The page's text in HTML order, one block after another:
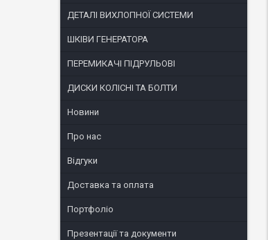
ДЕТАЛІ ВИХЛОПНОЇ СИСТЕМИ
ШКІВИ ГЕНЕРАТОРА
ПЕРЕМИКАЧІ ПІДРУЛЬОВІ
ДИСКИ КОЛІСНІ ТА БОЛТИ
Новини
Про нас
Відгуки
Доставка та оплата
Портфоліо
Презентації та документи